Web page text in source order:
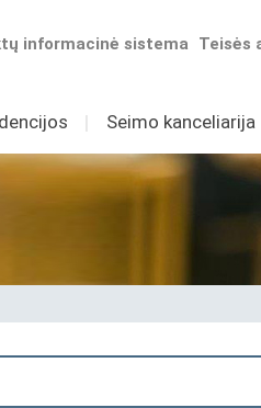
Teisės
informacinė sistema
I Seimo kanceliarija